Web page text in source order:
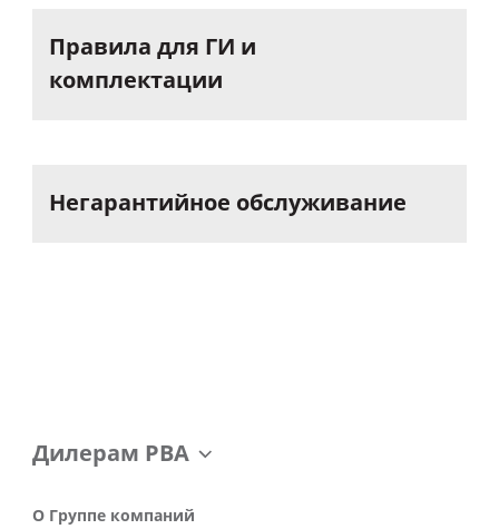
Правила для ГИ и
комплектации
Негарантийное обслуживание
Дилерам РВА
О Группе компаний